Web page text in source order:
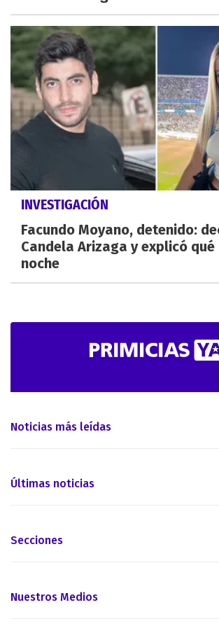
INVESTIGACIÓN
Facundo Moyano, detenido:
Candela Arizaga y explicó
noche
Noticias más leídas
Últimas noticias
Secciones
Nuestros Medios